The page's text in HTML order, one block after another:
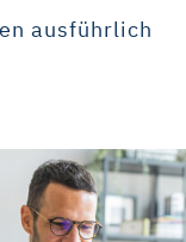
ausführlich